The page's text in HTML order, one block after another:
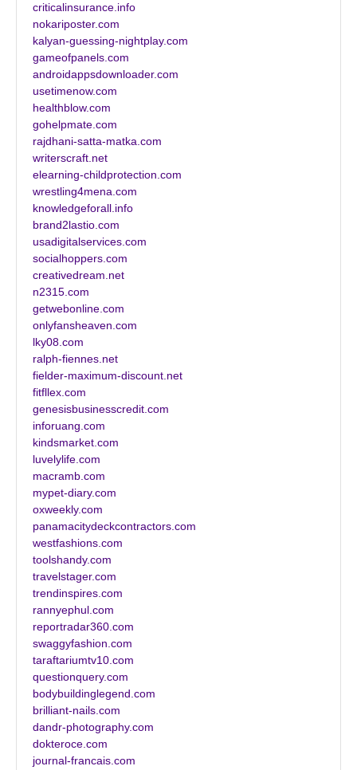
criticalinsurance.info
nokariposter.com
kalyan-guessing-nightplay.com
gameofpanels.com
androidappsdownloader.com
usetimenow.com
healthblow.com
gohelpmate.com
rajdhani-satta-matka.com
writerscraft.net
elearning-childprotection.com
wrestling4mena.com
knowledgeforall.info
brand2lastio.com
usadigitalservices.com
socialhoppers.com
creativedream.net
n2315.com
getwebonline.com
onlyfansheaven.com
lky08.com
ralph-fiennes.net
fielder-maximum-discount.net
fitfllex.com
genesisbusinesscredit.com
inforuang.com
kindsmarket.com
luvelylife.com
macramb.com
mypet-diary.com
oxweekly.com
panamacitydeckcontractors.com
westfashions.com
toolshandy.com
travelstager.com
trendinspires.com
rannyephul.com
reportradar360.com
swaggyfashion.com
taraftariumtv10.com
questionquery.com
bodybuildinglegend.com
brilliant-nails.com
dandr-photography.com
dokteroce.com
journal-francais.com